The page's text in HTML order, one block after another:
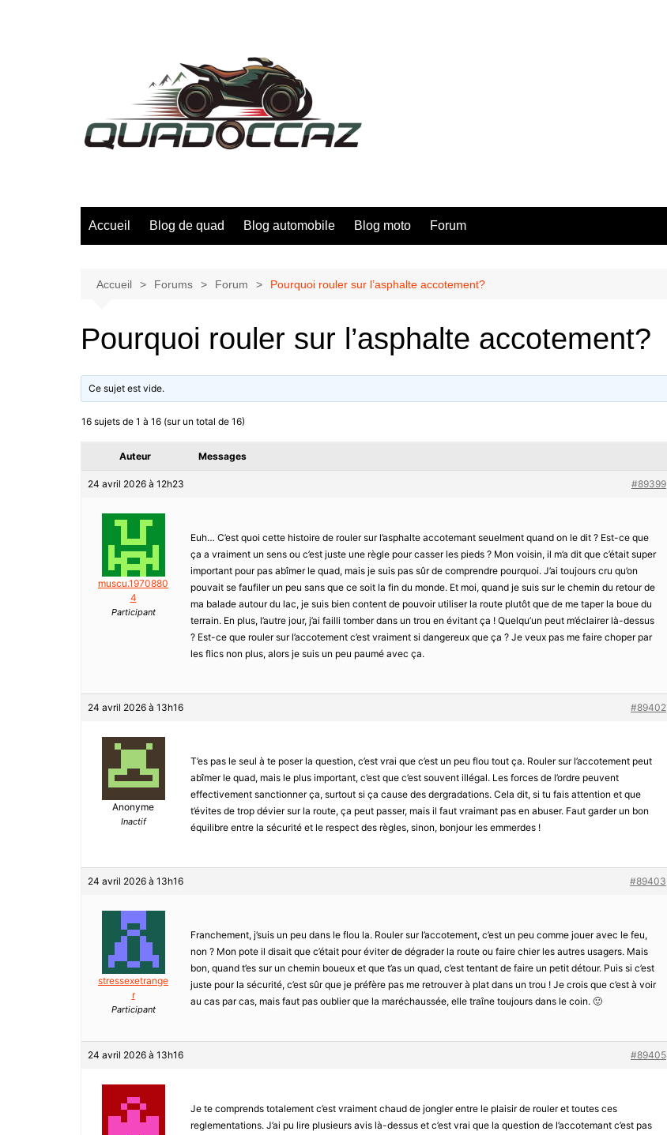
Accueil Blog de quad Blog automobile Blog moto Forum
Accueil Forums Forum Pourquoi rouler sur l’asphalte accotement?
Pourquoi rouler sur l’asphalte accotement?
Ce sujet est vide.
16 sujets de 1 à 16 (sur un total de 16)
Auteur Messages
24 avril 2026 à 12h23 #89399
muscu.1970880
4
Participant
Euh… C’est quoi cette histoire de rouler sur l’asphalte accotemant seuelment quand on le dit ? Est-ce que
ça a vraiment un sens ou c’est juste une règle pour casser les pieds ? Mon voisin, il m’a dit que c’était super
important pour pas abîmer le quad, mais je suis pas sûr de comprendre pourquoi. J’ai toujours cru qu’on
pouvait se faufiler un peu sans que ce soit la fin du monde. Et moi, quand je suis sur le chemin du retour de
ma balade autour du lac, je suis bien content de pouvoir utiliser la route plutôt que de me taper la boue du
terrain. En plus, l’autre jour, j’ai failli tomber dans un trou en évitant ça ! Quelqu’un peut m’éclairer là-dessus
? Est-ce que rouler sur l’accotement c’est vraiment si dangereux que ça ? Je veux pas me faire choper par
les flics non plus, alors je suis un peu paumé avec ça.
24 avril 2026 à 13h16 #89402
Anonyme
Inactif
T’es pas le seul à te poser la question, c’est vrai que c’est un peu flou tout ça. Rouler sur l’accotement peut
abîmer le quad, mais le plus important, c’est que c’est souvent illégal. Les forces de l’ordre peuvent
effectivement sanctionner ça, surtout si ça cause des dergradations. Cela dit, si tu fais attention et que
t’évites de trop dévier sur la route, ça peut passer, mais il faut vraimant pas en abuser. Faut garder un bon
équilibre entre la sécurité et le respect des règles, sinon, bonjour les emmerdes !
24 avril 2026 à 13h16 #89403
stressexetrange
r
Participant
Franchement, j’suis un peu dans le flou la. Rouler sur l’accotement, c’est un peu comme jouer avec le feu,
non ? Mon pote il disait que c’était pour éviter de dégrader la route ou faire chier les autres usagers. Mais
bon, quand t’es sur un chemin boueux et que t’as un quad, c’est tentant de faire un petit détour. Puis si c’est
juste pour la sécurité, c’est sûr que je préfère pas me retrouver à plat dans un trou ! Je crois que c’est à voir
au cas par cas, mais faut pas oublier que la maréchaussée, elle traîne toujours dans le coin. 🙂
24 avril 2026 à 13h16 #89405
Je te comprends totalement c’est vraiment chaud de jongler entre le plaisir de rouler et toutes ces
reglementations. J’ai pu lire plusieurs avis là-dessus et c’est vrai que la question de l’accotemant c’est pas